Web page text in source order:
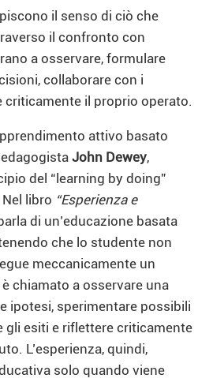
il senso di ciò che
il confronto con
a osservare, formulare
collaborare con i
criticamente il proprio operato.
attivo basato
John Dewey,
del “learning by doing”
libro “Esperienza e
di un’educazione basata
che lo studente non
meccanicamente un
chiamato a osservare una
ipotesi, sperimentare possibili
gli esiti e riflettere criticamente
L’esperienza, quindi,
solo quando viene